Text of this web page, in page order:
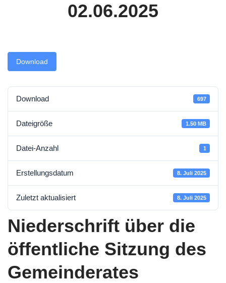
02.06.2025
Download
Download 697
Dateigröße 1.50 MB
Datei-Anzahl 1
Erstellungsdatum 8. Juli 2025
Zuletzt aktualisiert 8. Juli 2025
Niederschrift über die
öffentliche Sitzung des
Gemeinderates